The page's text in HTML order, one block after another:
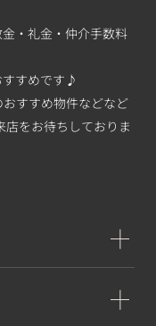
・礼金・仲介手数料
すすめです♪
すすめ物件などなど
店をお待ちしておりま